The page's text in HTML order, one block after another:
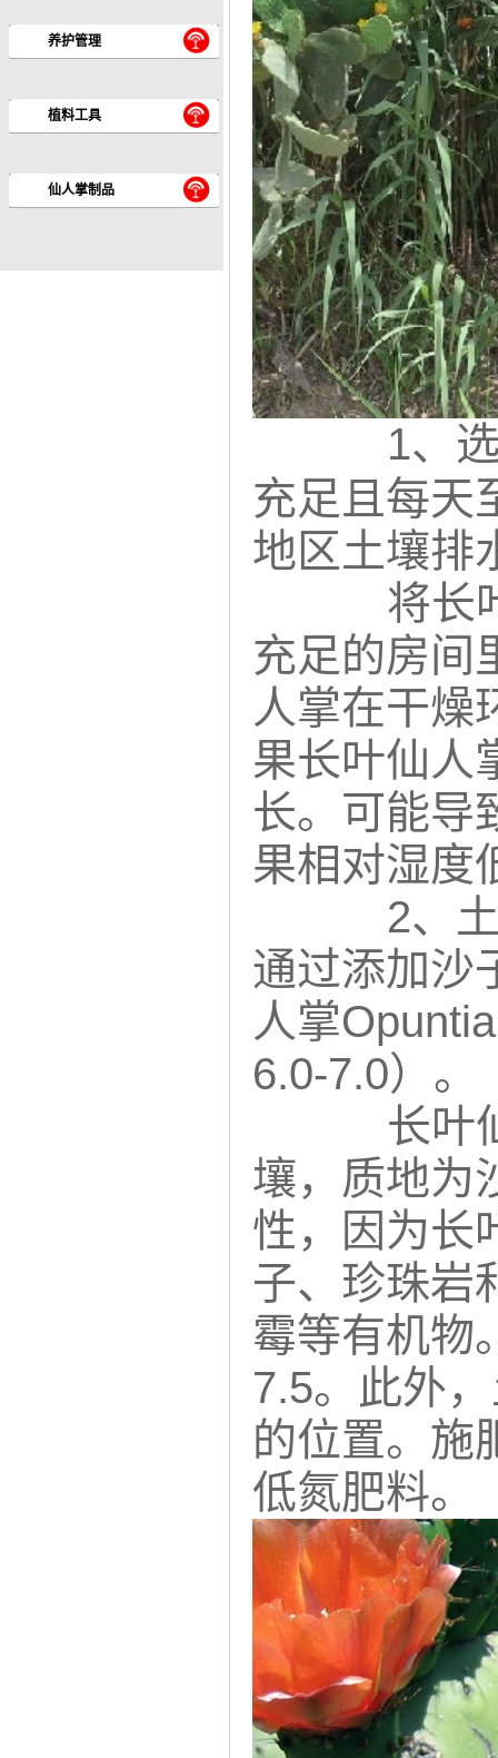
养护管理
植料工具
仙人掌制品
1、
充足且每天
地区土壤排
将长
充足的房间
人掌在干燥
果长叶仙人
长。可能导
果相对湿度
2、
通过添加沙
人掌
6.0-7.0）。
长叶
壤，质地为
性，因为长
子、珍珠岩
霉等有机物
7.5。此外
的位置。施
低氮肥料。